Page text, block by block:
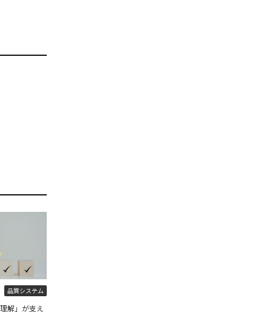
品質システム
解」が支え